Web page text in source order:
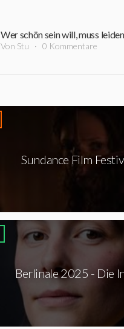
Von Stu 0 Kommentare
Sundance Film
Berlinale 2025 - Die